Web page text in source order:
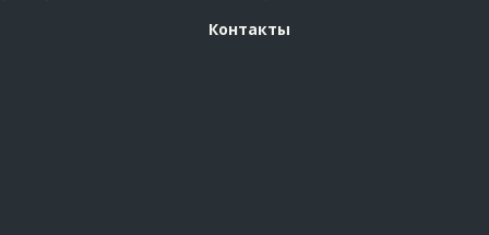
Контакты